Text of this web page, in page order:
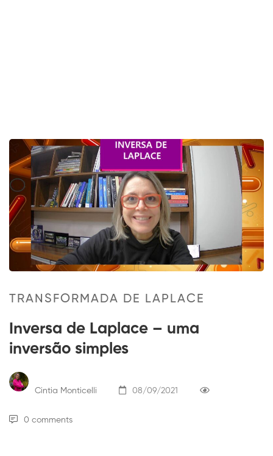
TRANSFORMADA DE LAPLACE
Inversa de Laplace – uma
inversão simples
Cintia Monticelli 08/09/2021
0 comments